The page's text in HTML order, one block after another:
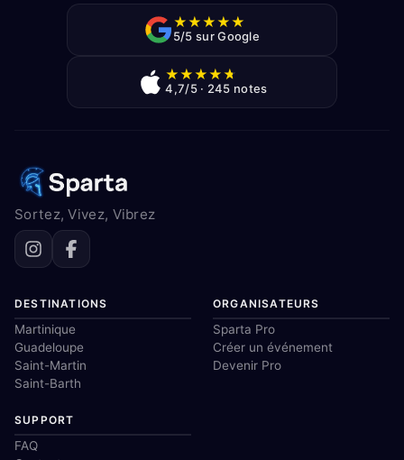
★★★★★
5/5 sur Google
★★★★★
4,7/5 · 245 notes
Sortez, Vivez, Vibrez
DESTINATIONS
Martinique
Guadeloupe
Saint-Martin
Saint-Barth
ORGANISATEURS
Sparta Pro
Créer un événement
Devenir Pro
SUPPORT
FAQ